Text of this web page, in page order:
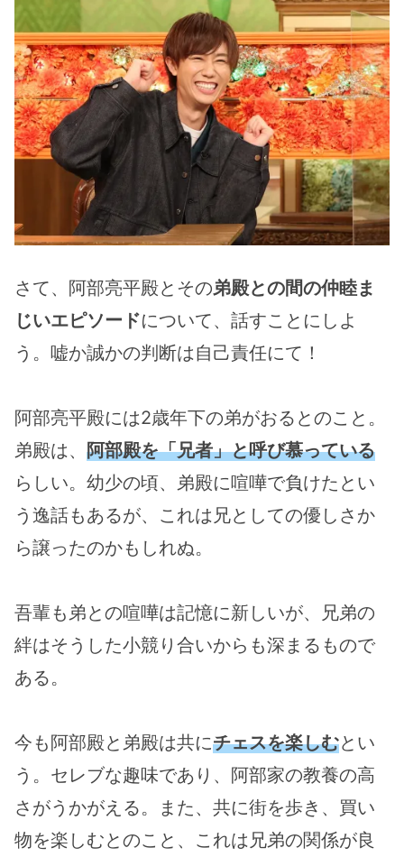
さて、阿部亮平殿とその弟殿との間の仲睦ま
じいエピソードについて、話すことにしよ
う。嘘か誠かの判断は自己責任にて！
阿部亮平殿には2歳年下の弟がおるとのこと。
弟殿は、 阿部殿を「兄者」と呼び慕っている
らしい。幼少の頃、弟殿に喧嘩で負けたとい
う逸話もあるが、これは兄としての優しさか
ら譲ったのかもしれぬ。
吾輩も弟との喧嘩は記憶に新しいが、兄弟の
絆はそうした小競り合いからも深まるもので
ある。
今も阿部殿と弟殿は共にチェスを楽しむとい
う。セレブな趣味であり、阿部家の教養の高
さがうかがえる。また、共に街を歩き、買い
物を楽しむとのこと、これは兄弟の関係が良